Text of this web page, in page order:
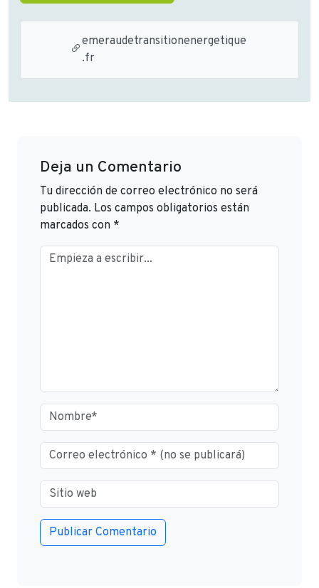
emeraudetransitionenergetique
.fr
Deja un Comentario
Tu dirección de correo electrónico no será
publicada. Los campos obligatorios están
marcados con *